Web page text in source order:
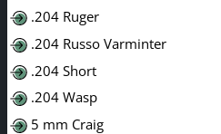
.204 Ruger
.204 Russo Varminter
.204 Short
.204 Wasp
5 mm Craig